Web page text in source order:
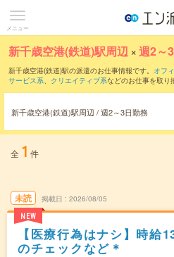
メニュー
新千歳空港(鉄道)駅周辺 ×週2～
新千歳空港(鉄道)駅の派遣のお仕事情報です。 オフ
サービス系、 クリエイティブ系などのお仕事を取り
新千歳空港(鉄道)駅周辺 / 週2～3日勤務
全 1 件
未読
NEW
掲載日 2026/08/05
【医療行為はナシ】時給
のチェックなど＊